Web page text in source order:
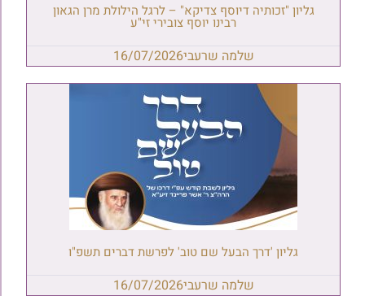
גליון "זכותיה דיוסף צדיקא" – לרגל הילולת מרן הגאון
רבינו יוסף צובירי זי"ע
שלמה שרעבי16/07/2026
גליון 'דרך הבעל שם טוב' לפרשת דברים תשפ"ו
שלמה שרעבי16/07/2026